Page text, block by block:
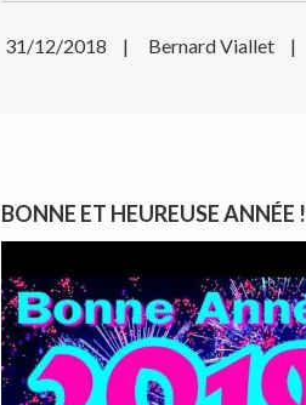
31/12/2018 | Bernard Viallet |
BONNE ET HEUREUSE ANNÉE !